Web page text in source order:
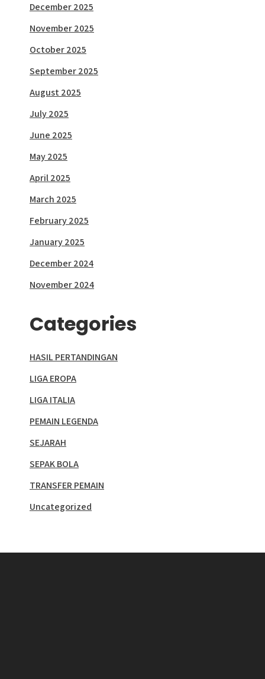
December 2025
November 2025
October 2025
September 2025
August 2025
July 2025
June 2025
May 2025
April 2025
March 2025
February 2025
January 2025
December 2024
November 2024
Categories
HASIL PERTANDINGAN
LIGA EROPA
LIGA ITALIA
PEMAIN LEGENDA
SEJARAH
SEPAK BOLA
TRANSFER PEMAIN
Uncategorized